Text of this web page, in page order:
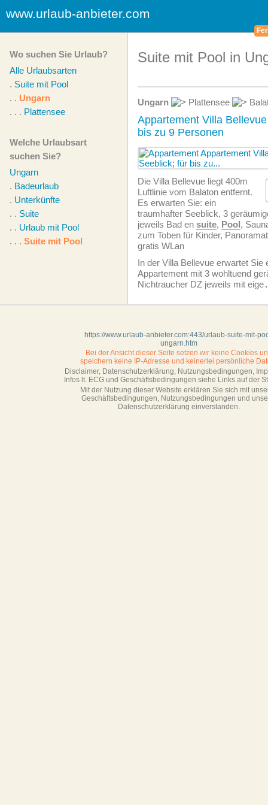
www.urlaub-anbieter.com
Wo suchen Sie Urlaub?
Alle Urlaubsarten
. Suite mit Pool
. . Ungarn
. . . Plattensee
Welche Urlaubsart
suchen Sie?
Ungarn
. Badeurlaub
. Unterkünfte
. . Suite
. . Urlaub mit Pool
. . . Suite mit Pool
Suite mit Pool in
Ungarn Plattensee
Appartement Villa
bis zu 9 Personen
Die Villa Bellevue liegt 400m
Luftlinie vom Balaton entfernt.
Es erwarten Sie: ein
traumhafter Seeblick, 3
jeweils Bad en suite, Pool,
zum Toben für Kinder,
gratis WLan
In der Villa Bellevue erwartet Sie
Appartement mit 3 wohltuend
Nichtraucher DZ jeweils mit eige
https://www.urlaub-anbieter.com:443/urlaub-suite-mit-
ungarn.htm
Bei der Ansicht dieser Seite setzen wir keine Cookies
speichern keine IP-Adresse und keinerlei persönliche
Disclaimer, Datenschutzerklärung, Nutzungsbedingungen,
Infos lt. ECG und Geschäftsbedingungen siehe Links auf der
Mit der Nutzung dieser Website erklären Sie sich mit
Geschäftsbedin­gungen, Nutzungsbedingungen und
Datenschutzerklärung einverstanden.